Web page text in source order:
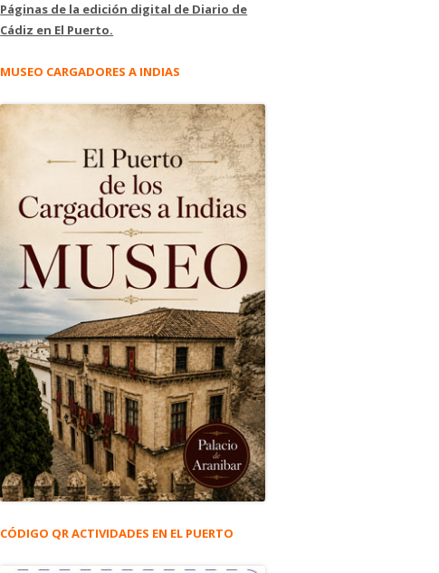
Páginas de la edición digital de Diario de
Cádiz en El Puerto.
MUSEO CARGADORES A INDIAS
CÓDIGO QR ACTIVIDADES EN EL PUERTO